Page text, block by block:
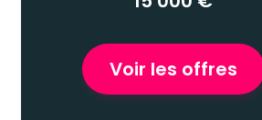
Voir les offres